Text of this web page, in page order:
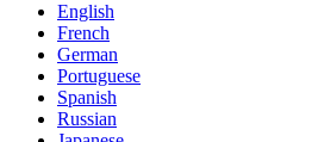
English
French
German
Portuguese
Spanish
Russian